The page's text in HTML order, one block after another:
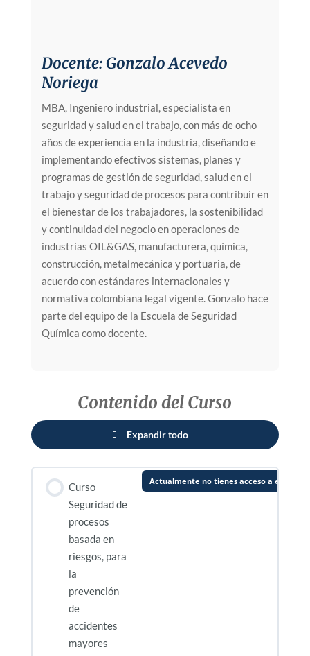
Docente: Gonzalo Acevedo
Noriega
MBA, Ingeniero industrial, especialista en
seguridad y salud en el trabajo, con más de ocho
años de experiencia en la industria, diseñando e
implementando efectivos sistemas, planes y
programas de gestión de seguridad, salud en el
trabajo y seguridad de procesos para contribuir en
el bienestar de los trabajadores, la sostenibilidad
y continuidad del negocio en operaciones de
industrias OIL&GAS, manufacturera, química,
construcción, metalmecánica y portuaria, de
acuerdo con estándares internacionales y
normativa colombiana legal vigente. Gonzalo hace
parte del equipo de la Escuela de Seguridad
Química como docente.
Contenido del Curso
Expandir todo
Lecciones
Curso
Seguridad de
procesos
basada en
riesgos, para
la
prevención
de
accidentes
mayores
Actualmente no tienes acceso a este